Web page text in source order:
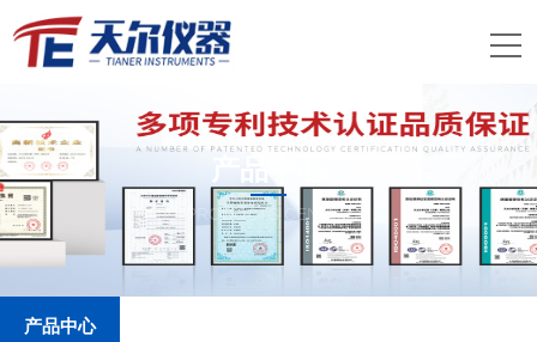
产品中心
PRODUCTS CENTER
产品中心